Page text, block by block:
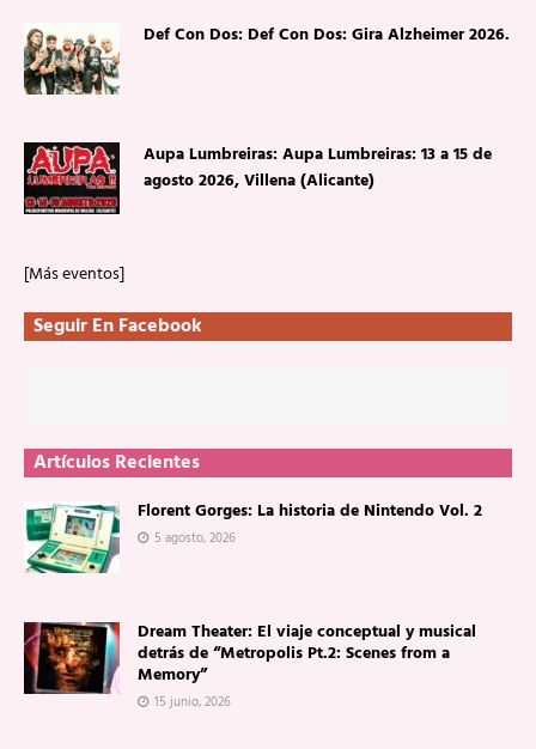
Def Con Dos: Def Con Dos: Gira Alzheimer 2026.
Aupa Lumbreiras: Aupa Lumbreiras: 13 a 15 de
agosto 2026, Villena (Alicante)
[Más eventos]
Seguir En Facebook
Artículos Recientes
Florent Gorges: La historia de Nintendo Vol. 2
5 agosto, 2026
Dream Theater: El viaje conceptual y musical
detrás de “Metropolis Pt.2: Scenes from a
Memory”
15 junio, 2026